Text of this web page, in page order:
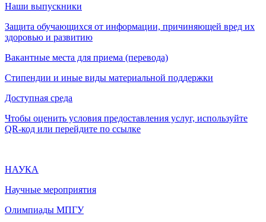
Наши выпускники
Защита обучающихся от информации, причиняющей вред их
здоровью и развитию
Вакантные места для приема (перевода)
Стипендии и иные виды материальной поддержки
Доступная среда
Чтобы оценить условия предоставления услуг, используйте
QR-код или перейдите по ссылке
НАУКА
Научные мероприятия
Олимпиады МПГУ